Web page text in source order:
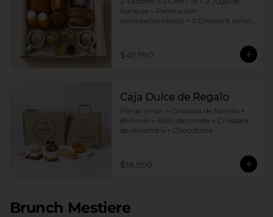
Naranja + Panera con
acompañamiento + 2 Croissant jamón
$49.990
Caja Dulce de Regalo
Pie de limón + Crostata de Nutella +
Brownie + Rollo de canela + Croissant
de almendra + Chocotorta
$18.990
Brunch Mestiere